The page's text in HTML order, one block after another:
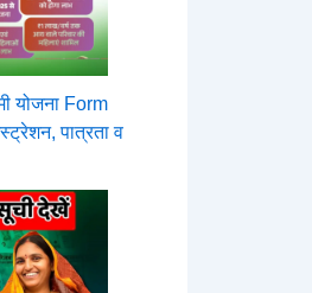
योजना Form
पात्रता व